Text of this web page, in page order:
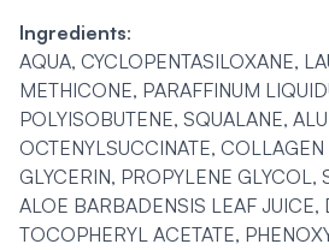
Ingredients:
AQUA, CYCLOPENTASILOXANE,
METHICONE, PARAFFINUM
POLYISOBUTENE, SQUALANE,
OCTENYLSUCCINATE,
GLYCERIN, PROPYLENE GLYCOL,
ALOE BARBADENSIS LEAF JUICE,
TOCOPHERYL ACETATE,